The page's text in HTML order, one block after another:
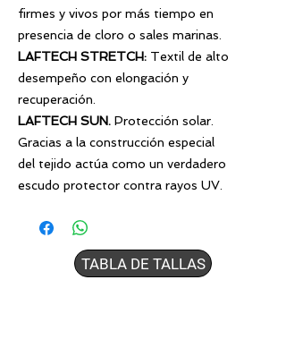
firmes y vivos por más tiempo en
presencia de cloro o sales marinas.
LAFTECH STRETCH: Textil de alto
desempeño con elongación y
recuperación.
LAFTECH SUN. Protección solar.
Gracias a la construcción especial
del tejido actúa como un verdadero
escudo protector contra rayos UV.
TABLA DE TALLAS